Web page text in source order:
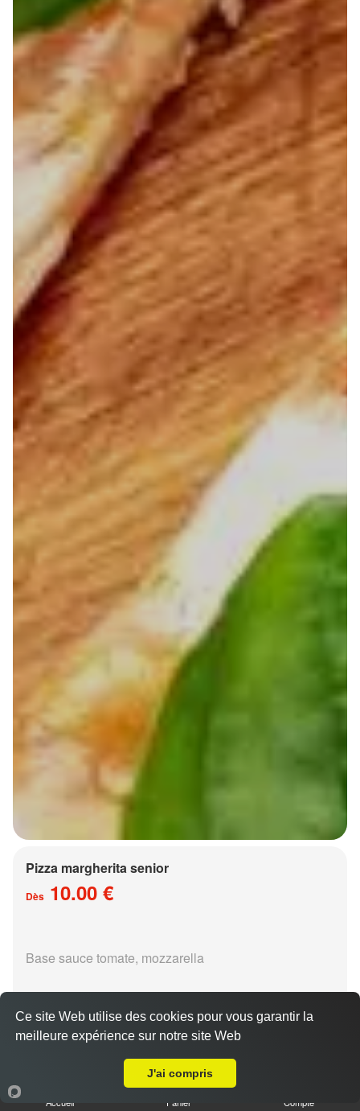
Pizza margherita senior
Dès 10.00 €
Base sauce tomate, mozzarella
15.00 €
Accueil Panier Compte
Ce site Web utilise des cookies pour vous garantir la
meilleure expérience sur notre site Web
J'ai compris